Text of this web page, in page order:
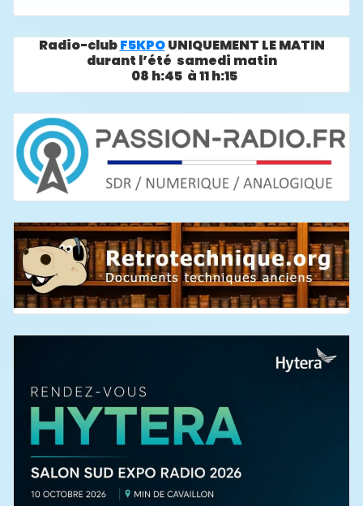
Radio-clubF5KPOUNIQUEMENT LE MATIN
durant l’été samedi matin
08 h:45 à 11 h:15